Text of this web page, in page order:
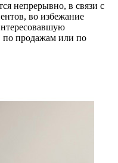
непрерывно, в связи с
во избежание
по продажам или по